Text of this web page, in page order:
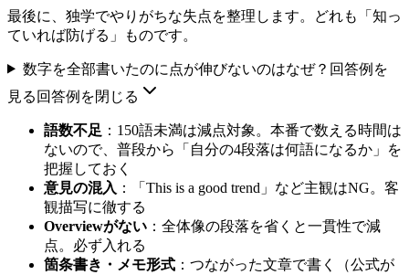
最後に、独学でやりがちな失点を整理します。どれも「知っ
ていれば防げる」ものです。
数字を全部書いたのに点が伸びないのはなぜ？ 回答例を
見る 回答例を閉じる
語数不足 ：150語未満は減点対象。本番で数える時間は
ないので、普段から「自分の4段落は何語になるか」を
把握しておく
意見の混入 ：「This is a good trend」など主観はNG。客
観描写に徹する
Overviewがない ：全体像の段落を省くと一貫性で減
点。必ず入れる
箇条書き・メモ形式 ：つながった文章で書く（公式が